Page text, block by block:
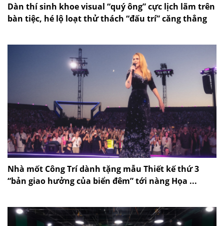
Dàn thí sinh khoe visual “quý ông” cực lịch lãm trên
bàn tiệc, hé lộ loạt thử thách “đấu trí” căng thẳng
Nhà mốt Công Trí dành tặng mẫu Thiết kế thứ 3
“bản giao hưởng của biển đêm” tới nàng Họa ...